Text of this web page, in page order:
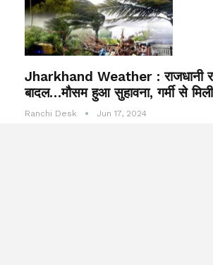
Jharkhand Weather : राजधानी
बादल…मौसम हुआ सुहावना, गर्मी से
Ranchi Desk Jun 17, 2024